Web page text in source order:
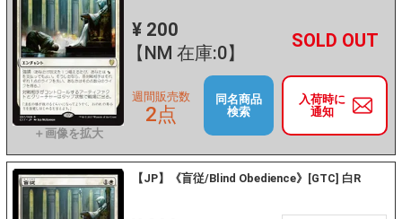
¥ 200
【NM 在庫:0】
－ +
入荷時に
通知
週間販売数
2点
同名商品
検索
【JP】《盲従/Blind Obedience》[GTC] 白R